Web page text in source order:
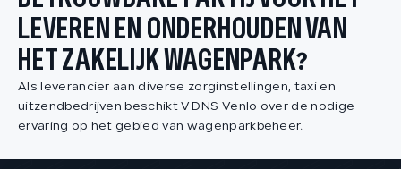
LEVEREN ENONDERHOUDEN VAN
HETZAKELIJK WAGENPARK?
Als leverancier aan diverse zorginstellingen, taxi en
uitzendbedrijven beschikt VDNS Venlo over de nodige
ervaring op het gebied van wagenparkbeheer.